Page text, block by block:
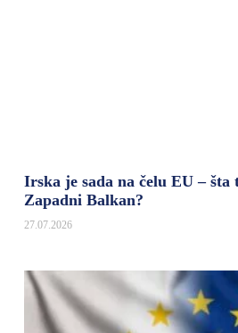
Irska je sada na čelu EU – šta
Zapadni Balkan?
27.07.2026